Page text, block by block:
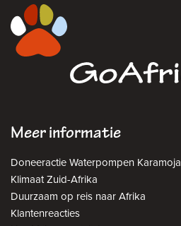
Meer informatie
Doneeractie Waterpompen Karamoja
Klimaat Zuid-Afrika
Duurzaam op reis naar Afrika
Klantenreacties